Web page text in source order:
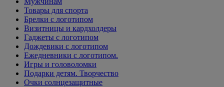
Товары для спорта
Брелки с логотипом
Визитницы и кардхолдеры
Гаджеты с логотипом
Дождевики с логотипом
Ежедневники с логотипом.
Игры и головоломки
Подарки детям. Творчество
Очки солнцезащитные